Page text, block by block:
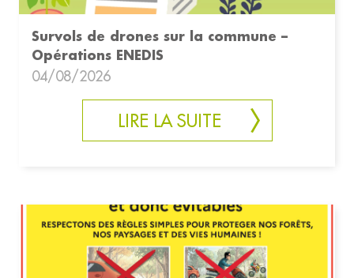
Survols de drones sur la commune –
Opérations ENEDIS
04/08/2026
LIRE LA SUITE